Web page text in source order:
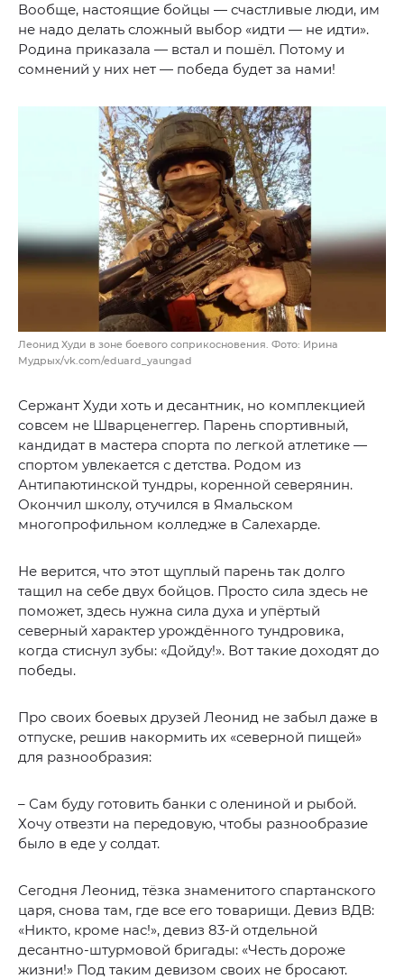
Вообще, настоящие бойцы — счастливые люди, им
не надо делать сложный выбор «идти — не идти».
Родина приказала — встал и пошёл. Потому и
сомнений у них нет — победа будет за нами!
Леонид Худи в зоне боевого соприкосновения. Фото: Ирина
Мудрых/vk.com/eduard_yaungad
Сержант Худи хоть и десантник, но комплекцией
совсем не Шварценеггер. Парень спортивный,
кандидат в мастера спорта по легкой атлетике —
спортом увлекается с детства. Родом из
Антипаютинской тундры, коренной северянин.
Окончил школу, отучился в Ямальском
многопрофильном колледже в Салехарде.
Не верится, что этот щуплый парень так долго
тащил на себе двух бойцов. Просто сила здесь не
поможет, здесь нужна сила духа и упёртый
северный характер урождённого тундровика,
когда стиснул зубы: «Дойду!». Вот такие доходят до
победы.
Про своих боевых друзей Леонид не забыл даже в
отпуске, решив накормить их «северной пищей»
для разнообразия:
– Сам буду готовить банки с олениной и рыбой.
Хочу отвезти на передовую, чтобы разнообразие
было в еде у солдат.
Сегодня Леонид, тёзка знаменитого спартанского
царя, снова там, где все его товарищи. Девиз ВДВ:
«Никто, кроме нас!», девиз 83-й отдельной
десантно-штурмовой бригады: «Честь дороже
жизни!» Под таким девизом своих не бросают.